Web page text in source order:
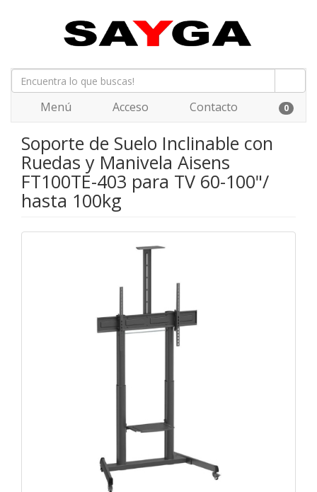
Menú Acceso Contacto 0
Soporte de Suelo Inclinable con
Ruedas y Manivela Aisens
FT100TE-403 para TV 60-100"/
hasta 100kg